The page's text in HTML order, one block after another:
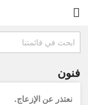

فنون
نعتذر عن الإزعاج.